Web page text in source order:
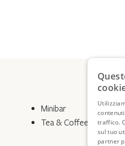
Minibar
Tea & Coffee corner
traffico.
sul tuo
partner